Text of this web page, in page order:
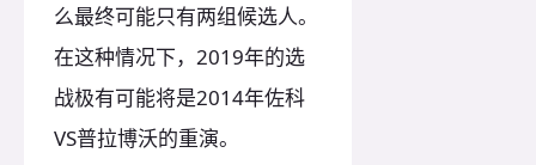
么最终可能只有两组候选人。
在这种情况下，2019年的选
战极有可能将是2014年佐科
VS普拉博沃的重演。